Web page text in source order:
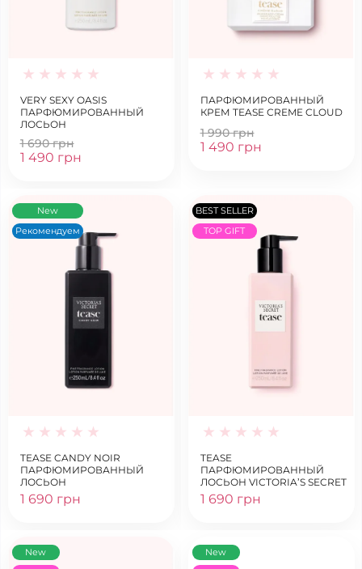
VERY SEXY OASIS
ПАРФЮМИРОВАННЫЙ
ЛОСЬОН
1 690 грн
1 490 грн
ПАРФЮМИРОВАННЫЙ
КРЕМ TEASE СREME CLOUD
1 990 грн
1 490 грн
New
Рекомендуем
TEASE CANDY NOIR
ПАРФЮМИРОВАННЫЙ
ЛОСЬОН
1 690 грн
BEST SELLER
TOP GIFT
TEASE
ПАРФЮМИРОВАННЫЙ
ЛОСЬОН VICTORIA’S SECRET
1 690 грн
New
New